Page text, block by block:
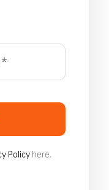
Policy here.